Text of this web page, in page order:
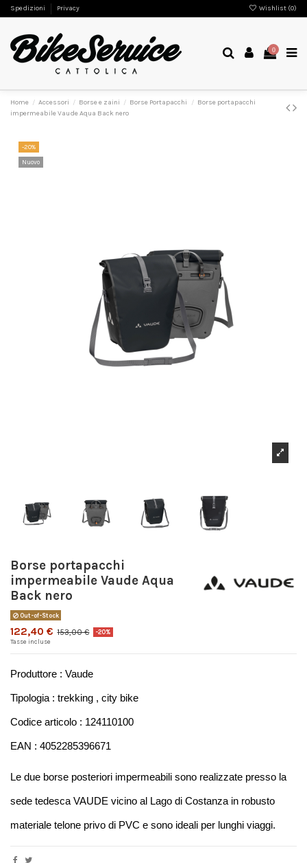
Spedizioni Privacy Wishlist (0)
0
Home Accessori Borse e zaini Borse Portapacchi
Borse portapacchi
impermeabile Vaude Aqua Back nero
-20%
Nuovo
Borse portapacchi
impermeabile Vaude Aqua
Back nero
Out-of-Stock
122,40 € 153,00 € -20%
Tasse incluse
Produttore : Vaude
Tipologia : trekking , city bike
Codice articolo : 124110100
EAN : 4052285396671
Le due borse posteriori impermeabili sono realizzate presso la
sede tedesca VAUDE vicino al Lago di Costanza in robusto
materiale telone privo di PVC e sono ideali per lunghi viaggi.